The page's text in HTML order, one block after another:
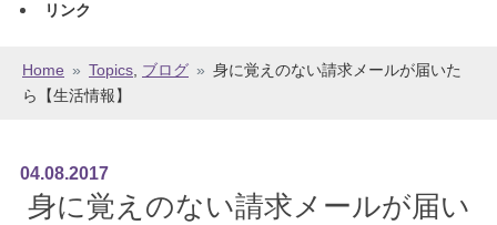
リンク
Home » Topics ブログ » 身に覚えのない請求メールが届いた
ら【生活情報】
04.08.2017
身に覚えのない請求メールが届い